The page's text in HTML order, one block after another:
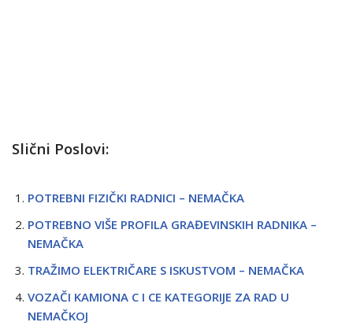
Slični Poslovi:
POTREBNI FIZIČKI RADNICI – NEMAČKA
POTREBNO VIŠE PROFILA GRAĐEVINSKIH RADNIKA –
NEMAČKA
TRAŽIMO ELEKTRIČARE S ISKUSTVOM – NEMAČKA
VOZAČI KAMIONA C I CE KATEGORIJE ZA RAD U
NEMAČKOJ